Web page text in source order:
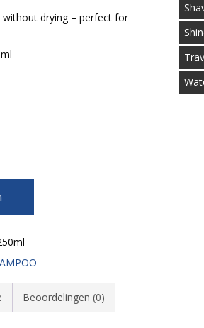
without drying – perfect for
Beoordelingen (0)